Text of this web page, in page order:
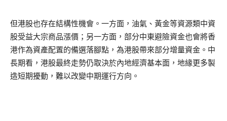
但港股也存在結構性機會。一方面，油氣、黃金等資源類中資
股受益大宗商品漲價；另一方面，部分中東避險資金也會將香
港作為資產配置的備選落腳點，為港股帶來部分增量資金。中
長期看，港股最終走勢仍取決於內地經濟基本面，地緣更多製
造短期擾動，難以改變中期運行方向。